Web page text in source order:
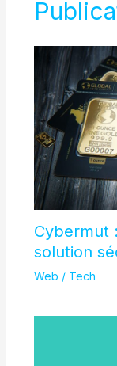
Cybermut
solution
Web / Tech